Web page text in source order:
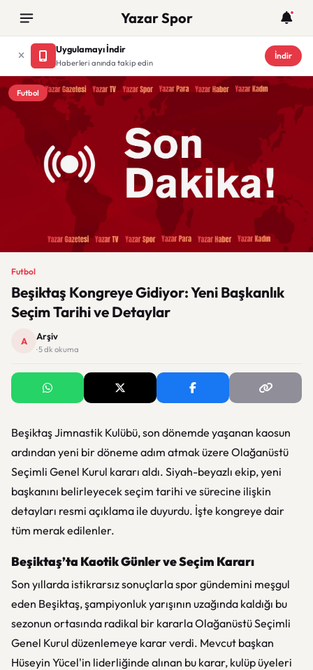
Yazar Spor
Uygulamayı İndir
Haberleri anında takip edin
İndir
Futbol
Futbol
Beşiktaş Kongreye Gidiyor: Yeni Başkanlık
Seçim Tarihi ve Detaylar
A Arşiv
· 5 dk okuma
Beşiktaş Jimnastik Kulübü, son dönemde yaşanan kaosun
ardından yeni bir döneme adım atmak üzere Olağanüstü
Seçimli Genel Kurul kararı aldı. Siyah-beyazlı ekip, yeni
başkanını belirleyecek seçim tarihi ve sürecine ilişkin
detayları resmi açıklama ile duyurdu. İşte kongreye dair
tüm merak edilenler.
Beşiktaş’ta Kaotik Günler ve Seçim Kararı
Son yıllarda istikrarsız sonuçlarla spor gündemini meşgul
eden Beşiktaş, şampiyonluk yarışının uzağında kaldığı bu
sezonun ortasında radikal bir kararla Olağanüstü Seçimli
Genel Kurul düzenlemeye karar verdi. Mevcut başkan
Hüseyin Yücel'in liderliğinde alınan bu karar, kulüp üyeleri